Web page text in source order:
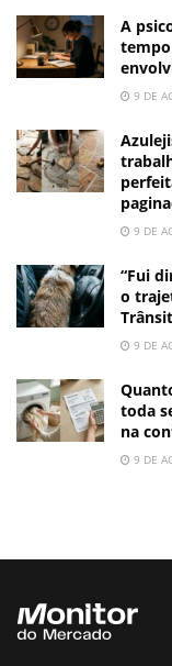
A
9 DE
9 DE
“Fui
o
9 DE
toda
na
9 DE